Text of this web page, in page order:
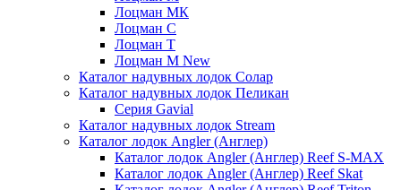
Лоцман МК
Лоцман С
Лоцман Т
Лоцман М New
Каталог надувных лодок Солар
Каталог надувных лодок Пеликан
Серия Gavial
Каталог надувных лодок Stream
Каталог лодок Angler (Англер)
Каталог лодок Angler (Англер) Reef S-MAX
Каталог лодок Angler (Англер) Reef Skat